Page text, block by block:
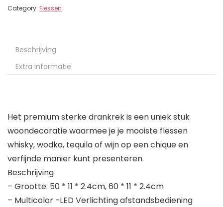
Category: Flessen
Beschrijving
Extra informatie
Het premium sterke drankrek is een uniek stuk
woondecoratie waarmee je je mooiste flessen
whisky, wodka, tequila of wijn op een chique en
verfijnde manier kunt presenteren.
Beschrijving
– Grootte: 50 * 11 * 2.4cm, 60 * 11 * 2.4cm
– Multicolor -LED Verlichting afstandsbediening